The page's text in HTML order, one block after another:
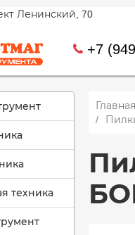
Ленинский, 70
+7
техника
Главная